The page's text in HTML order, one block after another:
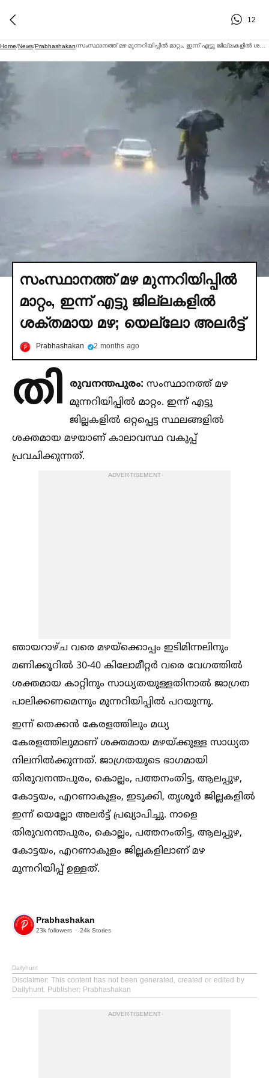
12
Home/News/Prabhashakan/
സംസ്ഥാനത്ത് മഴ മുന്നറിയിപ്പില്‍
മാറ്റം, ഇന്ന് എട്ടു ജില്ലകളില്‍
ശക്തമായ മഴ; യെല്ലോ അലര്‍ട്ട്
Prabhashakan 2 months ago
തി രുവനന്തപുരം: സംസ്ഥാനത്ത് മഴ
മുന്നറിയിപ്പില്‍ മാറ്റം. ഇന്ന് എട്ടു
ജില്ലകളില്‍ ഒറ്റപ്പെട്ട സ്ഥലങ്ങളില്‍
ശക്തമായ മഴയാണ് കാലാവസ്ഥ വകുപ്പ്
പ്രവചിക്കുന്നത്.
ADVERTISEMENT
ഞായറാഴ്ച വരെ മഴയ്‌ക്കൊപ്പം ഇടിമിന്നലിനും
മണിക്കൂറില്‍ 30-40 കിലോമീറ്റര്‍ വരെ വേഗത്തില്‍
ശക്തമായ കാറ്റിനും സാധ്യതയുള്ളതിനാല്‍ ജാഗ്രത
പാലിക്കണമെന്നും മുന്നറിയിപ്പില്‍ പറയുന്നു.
ഇന്ന് തെക്കന്‍ കേരളത്തിലും മധ്യ
കേരളത്തിലുമാണ് ശക്തമായ മഴയ്ക്കുള്ള സാധ്യത
നിലനില്‍ക്കുന്നത്. ജാഗ്രതയുടെ ഭാഗമായി
തിരുവനന്തപുരം, കൊല്ലം, പത്തനംതിട്ട, ആലപ്പുഴ,
കോട്ടയം, എറണാകുളം, ഇടുക്കി, തൃശൂര്‍ ജില്ലകളില്‍
ഇന്ന് യെല്ലോ അലര്‍ട്ട് പ്രഖ്യാപിച്ചു. നാളെ
തിരുവനന്തപുരം, കൊല്ലം, പത്തനംതിട്ട, ആലപ്പുഴ,
കോട്ടയം, എറണാകുളം ജില്ലകളിലാണ് മഴ
മുന്നറിയിപ്പ് ഉള്ളത്.
Prabhashakan
23k followers 24k Stories
Dailyhunt
Disclaimer: This content has not been generated, created or edited by
Dailyhunt. Publisher: Prabhashakan
ADVERTISEMENT